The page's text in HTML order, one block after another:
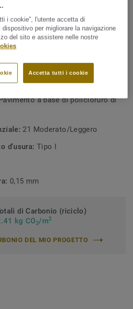
strato di usura di 0,15 mm
15 dB
a graffi, abrasioni e macchie
AMBIENTALI
a base di policloruro di
21 Moderato/Leggero
d'usura: Tipo I
0,15 mm
di Carbonio (riciclo)
kg CO2/m2
DEL MIO PROGETTO
i cookie”, l'utente accetta di
per migliorare la navigazione
del sito e assistere nelle nostre
Accetta tutti i cookie